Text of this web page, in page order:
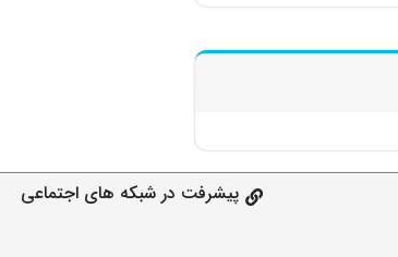
پیشرفت در شبکه های اجتماعی